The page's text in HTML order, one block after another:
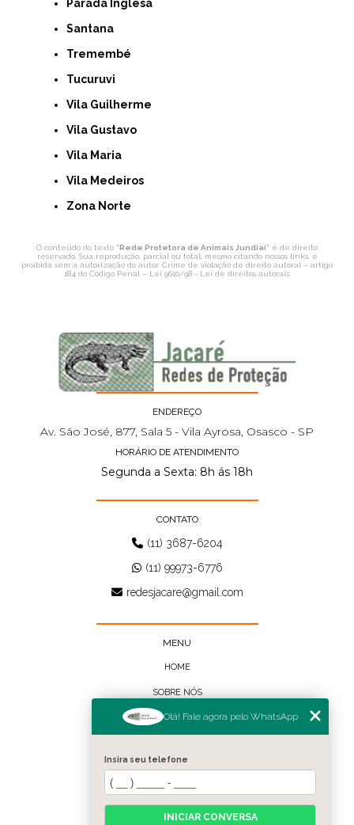
Parada Inglesa
Santana
Tremembé
Tucuruvi
Vila Guilherme
Vila Gustavo
Vila Maria
Vila Medeiros
Zona Norte
O conteúdo do texto "Rede Protetora de Animais Jundiaí" é de direito
reservado. Sua reprodução, parcial ou total, mesmo citando nossos links, é
proibida sem a autorização do autor. Crime de violação de direito autoral – artigo
184 do Código Penal – Lei 9610/98 - Lei de direitos autorais.
ENDEREÇO
Av. São José, 877, Sala 5 - Vila Ayrosa, Osasco - SP
HORÁRIO DE ATENDIMENTO
Segunda a Sexta: 8h ás 18h
CONTATO
(11) 3687-6204
(11) 99973-6776
redesjacare@gmail.com
MENU
HOME
SOBRE NÓS
BLOG
CATEGORIAS
FALE CONOSCO
MAPA DO SITE
Olá! Fale agora pelo WhatsApp
Insira seu telefone
INICIAR CONVERSA